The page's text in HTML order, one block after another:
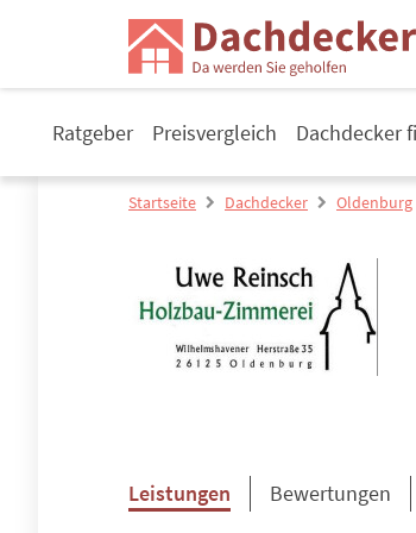
Ratgeber Preisvergleich Dachdecker
Startseite Dachdecker Oldenburg
Leistungen Bewertungen